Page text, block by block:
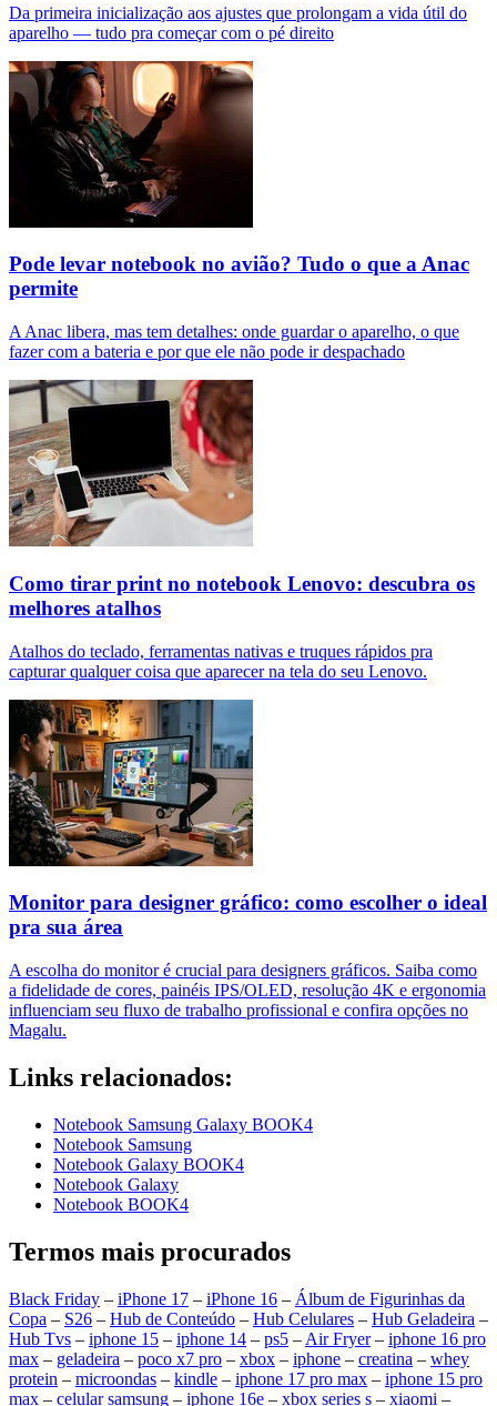
Da primeira inicialização aos ajustes que prolongam a vida útil do
aparelho — tudo pra começar com o pé direito
Pode levar notebook no avião? Tudo o que a Anac
permite
A Anac libera, mas tem detalhes: onde guardar o aparelho, o que
fazer com a bateria e por que ele não pode ir despachado
Como tirar print no notebook Lenovo: descubra os
melhores atalhos
Atalhos do teclado, ferramentas nativas e truques rápidos pra
capturar qualquer coisa que aparecer na tela do seu Lenovo.
Monitor para designer gráfico: como escolher o ideal
pra sua área
A escolha do monitor é crucial para designers gráficos. Saiba como
a fidelidade de cores, painéis IPS/OLED, resolução 4K e ergonomia
influenciam seu fluxo de trabalho profissional e confira opções no
Magalu.
Links relacionados:
Notebook Samsung Galaxy BOOK4
Notebook Samsung
Notebook Galaxy BOOK4
Notebook Galaxy
Notebook BOOK4
Termos mais procurados
Black Friday – iPhone 17 – iPhone 16 – Álbum de Figurinhas da
Copa – S26 – Hub de Conteúdo – Hub Celulares – Hub Geladeira –
Hub Tvs – iphone 15 – iphone 14 – ps5 – Air Fryer– iphone 16 pro
max – geladeira – poco x7 pro – xbox – iphone – creatina – whey
protein – microondas – kindle – iphone 17 pro max – iphone 15 pro
max – celular samsung – iphone 16e – xbox series s – xiaomi –